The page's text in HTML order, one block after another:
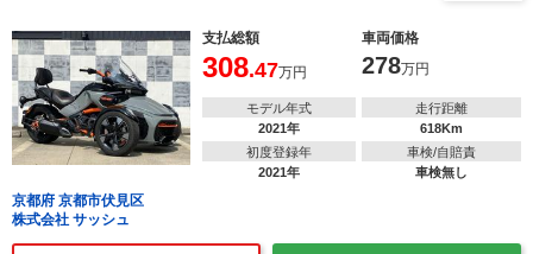
支払総額 車両価格
308.47万円 278万円
モデル年式
2021年
走行距離
618Km
初度登録年
2021年
車検/自賠責
車検無し
京都府 京都市伏見区
株式会社 サッシュ